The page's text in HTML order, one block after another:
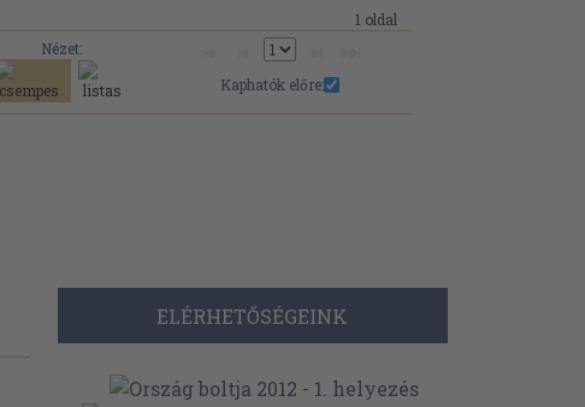
1 oldal
Nézet:
Kaphatók előre:
ELÉRHETŐSÉGEINK